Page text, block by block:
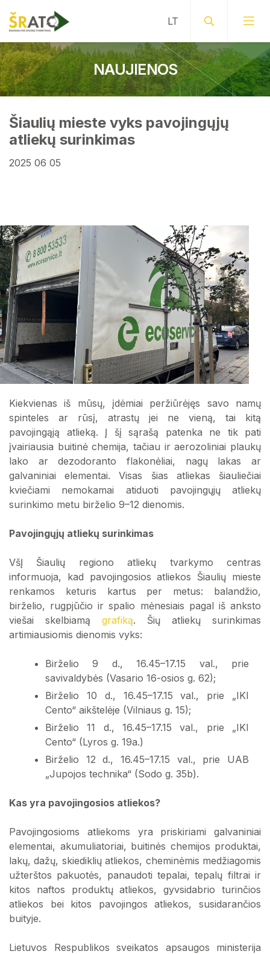
NAUJIENOS
Šiaulių mieste vyks pavojingųjų
atliekų surinkimas
2025 06 05
Kiekvienas iš mūsų, įdėmiai peržiūrėjęs savo namų
spinteles ar rūsį, atrastų jei ne vieną, tai kitą
pavojingąją atlieką. Į šį sąrašą patenka ne tik pati
įvairiausia buitinė chemija, tačiau ir aerozoliniai plaukų
lako ar dezodoranto flakonėliai, nagų lakas ar
galvaniniai elementai. Visas šias atliekas šiauliečiai
kviečiami nemokamai atiduoti pavojingųjų atliekų
surinkimo metu birželio 9–12 dienomis.
Pavojingųjų atliekų surinkimas
VšĮ Šiaulių regiono atliekų tvarkymo centras
informuoja, kad pavojingosios atliekos Šiaulių mieste
renkamos keturis kartus per metus: balandžio,
birželio, rugpjūčio ir spalio mėnesiais pagal iš anksto
viešai skelbiamą grafiką. Šių atliekų surinkimas
artimiausiomis dienomis vyks:
Birželio 9 d., 16.45–17.15 val., prie
savivaldybės (Vasario 16-osios g. 62);
Birželio 10 d., 16.45–17.15 val., prie „IKI
Cento“ aikštelėje (Vilniaus g. 15);
Birželio 11 d., 16.45–17.15 val., prie „IKI
Cento“ (Lyros g. 19a.)
Birželio 12 d., 16.45–17.15 val., prie UAB
„Jupojos technika“ (Sodo g. 35b).
Kas yra pavojingosios atliekos?
Pavojingosioms atliekoms yra priskiriami galvaniniai
elementai, akumuliatoriai, buitinės chemijos produktai,
lakų, dažų, skiediklių atliekos, cheminėmis medžiagomis
užterštos pakuotės, panaudoti tepalai, tepalų filtrai ir
kitos naftos produktų atliekos, gyvsidabrio turinčios
atliekos bei kitos pavojingos atliekos, susidarančios
buityje.
Lietuvos Respublikos sveikatos apsaugos ministerija